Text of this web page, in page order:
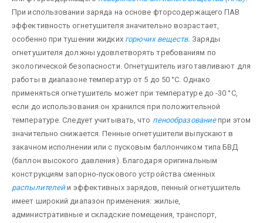
При использовании заряда на основе фторсодержащего ПАВ
эффективность огнетушителя значительно возрастает,
особенно при тушении жидких горючих веществ. Заряды
огнетушителя должны удовлетворять требованиям по
экологической безопасности. Огнетушитель изготавливают для
работы в диапазоне температур от 5 до 50 °С. Однако
применяться огнетушитель может при температуре до -30 °С,
если до использования он хранился при положительной
температуре. Следует учитывать, что пенообразованиепри этом
значительно снижается. Пенные огнетушители выпускают в
закачном исполнении или с пусковым баллончиком типа БВД
(баллон высокого давления). Благодаря оригинальным
конструкциям запорно-пускового устройства сменных
распылителейи эффективных зарядов, пенный огнетушитель
имеет широкий диапазон применения: жилые,
административные и складские помещения, транспорт,